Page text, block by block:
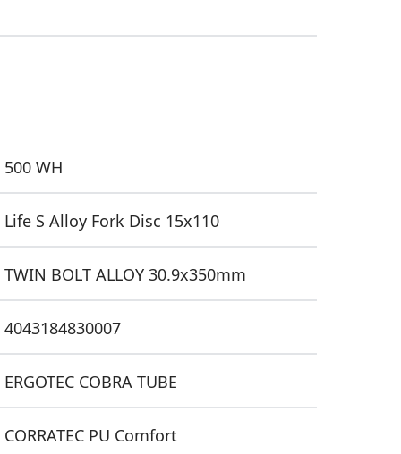
500 WH
Life S Alloy Fork Disc 15x110
TWIN BOLT ALLOY 30.9x350mm
4043184830007
ERGOTEC COBRA TUBE
CORRATEC PU Comfort